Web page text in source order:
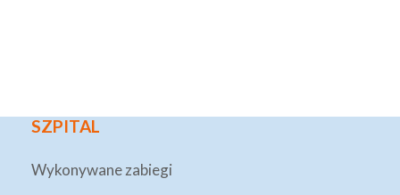
SZPITAL
Wykonywane zabiegi